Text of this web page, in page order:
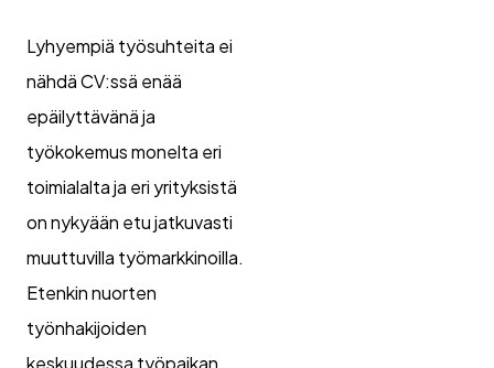
Lyhyempiä työsuhteita ei
nähdä CV:ssä enää
epäilyttävänä ja
työkokemus monelta eri
toimialalta ja eri yrityksistä
on nykyään etu jatkuvasti
muuttuvilla työmarkkinoilla.
Etenkin nuorten
työnhakijoiden
keskuudessa työpaikan